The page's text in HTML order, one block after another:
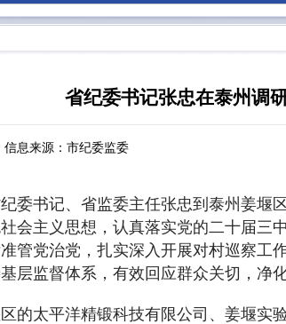
省纪委书记张忠在泰州调
信息来源：市纪委监委
委书记、省监委主任张忠到泰州姜堰
会主义思想，认真落实党的二十届三
管党治党，扎实深入开展对村巡察工
层监督体系，有效回应群众关切，净
的太平洋精锻科技有限公司、姜堰实